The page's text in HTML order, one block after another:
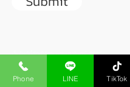
เว็บไซต์นี้จัดทำโดย นายปราโมทย์ สิริดิกิจ
ใบอนุญาตนายหน้าประกันวินาศภัยเลขที่
6104030150
ใบอนุญาตนายหน้าประกันชีวิตเลขที่
6203017330
ใช้สำหรับแนะนำสมาชิกไม่ได้เป็นเว็บของ
Phone LINE TikTok